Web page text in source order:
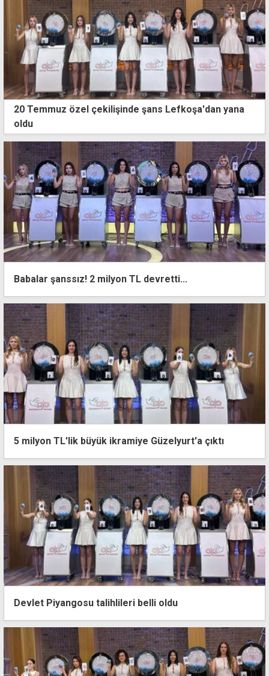
20 Temmuz özel çekilişinde şans Lefkoşa'dan yana
oldu
Babalar şanssız! 2 milyon TL devretti...
5 milyon TL'lik büyük ikramiye Güzelyurt'a çıktı
Devlet Piyangosu talihlileri belli oldu